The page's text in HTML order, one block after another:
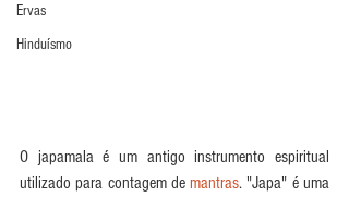
Ervas
Hinduísmo
O japamala é um antigo instrumento espiritual
utilizado para contagem de mantras. "Japa" é uma